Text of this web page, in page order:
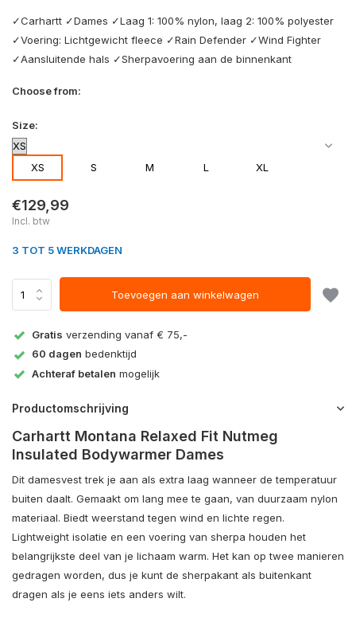
✓Carhartt ✓Dames ✓Laag 1: 100% nylon, laag 2: 100% polyester
✓Voering: Lichtgewicht fleece ✓Rain Defender ✓Wind Fighter
✓Aansluitende hals ✓Sherpavoering aan de binnenkant
Choose from:
Size:
XS S M L XL
€129,99
Incl. btw
3 TOT 5 WERKDAGEN
Toevoegen aan winkelwagen
Gratis verzending vanaf € 75,-
60 dagen bedenktijd
Achteraf betalen mogelijk
Productomschrijving
Carhartt Montana Relaxed Fit Nutmeg
Insulated Bodywarmer Dames
Dit damesvest trek je aan als extra laag wanneer de temperatuur
buiten daalt. Gemaakt om lang mee te gaan, van duurzaam nylon
materiaal. Biedt weerstand tegen wind en lichte regen.
Lightweight isolatie en een voering van sherpa houden het
belangrijkste deel van je lichaam warm. Het kan op twee manieren
gedragen worden, dus je kunt de sherpakant als buitenkant
dragen als je eens iets anders wilt.